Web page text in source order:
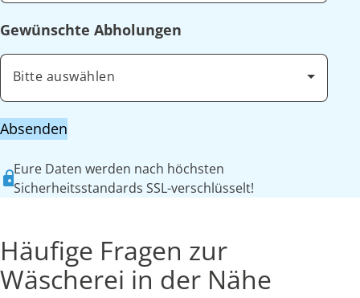
Gewünschte Abholungen
Bitte auswählen
Absenden
Eure Daten werden nach höchsten
Sicherheitsstandards SSL-verschlüsselt!
Häufige Fragen zur
Wäscherei in der Nähe